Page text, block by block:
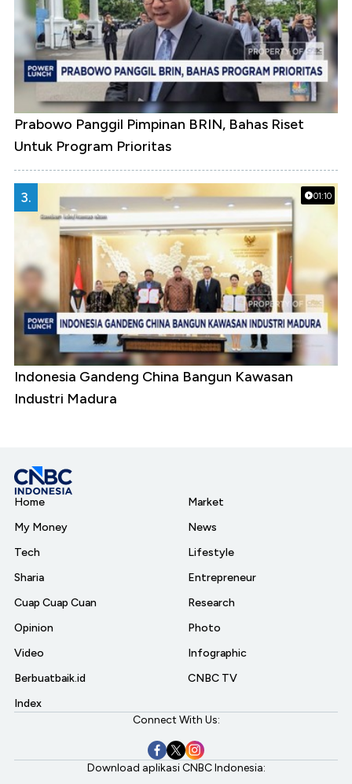
Prabowo Panggil Pimpinan BRIN, Bahas Riset
Untuk Program Prioritas
01:10
3.
Indonesia Gandeng China Bangun Kawasan
Industri Madura
Home
My Money
Tech
Sharia
Cuap Cuap Cuan
Opinion
Video
Berbuatbaik.id
Index
Market
News
Lifestyle
Entrepreneur
Research
Photo
Infographic
CNBC TV
Connect With Us:
Download aplikasi CNBC Indonesia: